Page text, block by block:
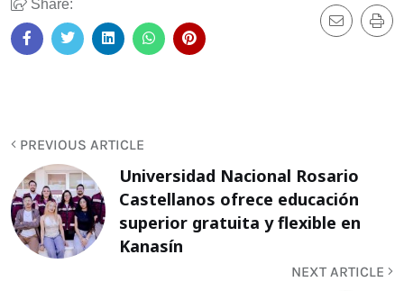
Share:
PREVIOUS ARTICLE
Universidad Nacional Rosario
Castellanos ofrece educación
superior gratuita y flexible en
Kanasín
NEXT ARTICLE